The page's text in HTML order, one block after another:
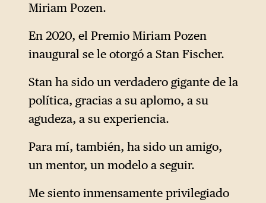
Miriam Pozen.
En 2020, el Premio Miriam Pozen
inaugural se le otorgó a Stan Fischer.
Stan ha sido un verdadero gigante de la
política, gracias a su aplomo, a su
agudeza, a su experiencia.
Para mí, también, ha sido un amigo,
un mentor, un modelo a seguir.
Me siento inmensamente privilegiado